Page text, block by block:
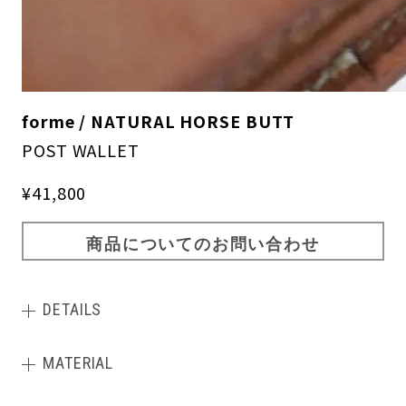
forme / NATURAL HORSE BUTT
POST WALLET
¥41,800
商品についてのお問い合わせ
DETAILS
MATERIAL